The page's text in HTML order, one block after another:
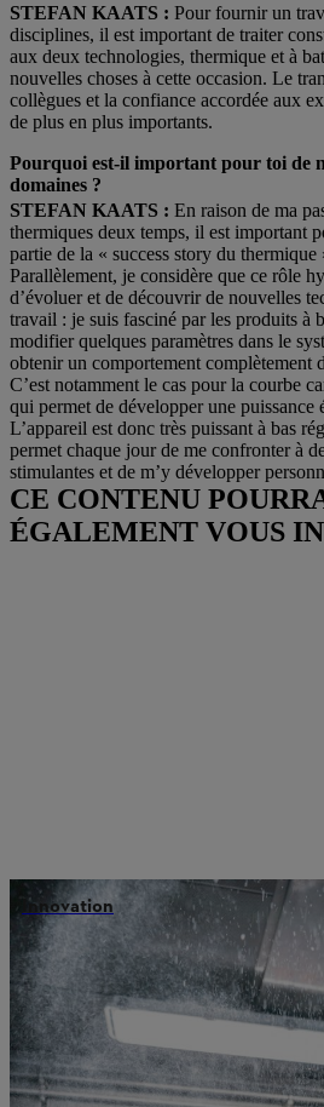
STEFAN KAATS : Pour fournir un
disciplines, il est important de traiter
aux deux technologies, thermique et à
nouvelles choses à cette occasion. Le
collègues et la confiance accordée aux
de plus en plus importants.
Pourquoi est-il important pour toi de
domaines ?
STEFAN KAATS : En raison de ma
thermiques deux temps, il est important
partie de la « success story du
Parallèlement, je considère que ce rôle
d’évoluer et de découvrir de nouvelles
travail : je suis fasciné par les produits à
modifier quelques paramètres dans le
obtenir un comportement complètement
C’est notamment le cas pour la courbe
qui permet de développer une puissance
L’appareil est donc très puissant à bas
permet chaque jour de me confronter à
stimulantes et de m’y développer
CE CONTENU
ÉGALEMENT VOUS
Innovation